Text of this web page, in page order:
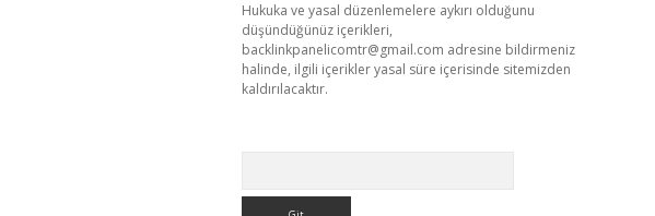
Hukuka ve yasal düzenlemelere aykırı olduğunu
düşündüğünüz içerikleri,
backlinkpanelicomtr@gmail.com adresine bildirmeniz
halinde, ilgili içerikler yasal süre içerisinde sitemizden
kaldırılacaktır.